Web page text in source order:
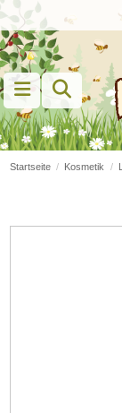
Startseite Kosmetik